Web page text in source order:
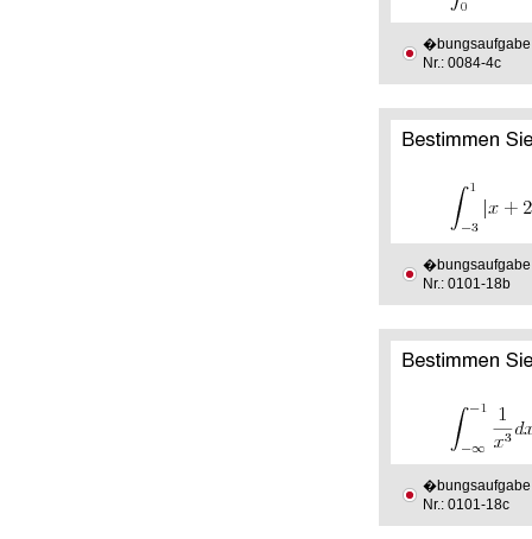
�bungsaufgabe
Nr.: 0084-4c
�bungsaufgabe
Nr.: 0101-18b
�bungsaufgabe
Nr.: 0101-18c